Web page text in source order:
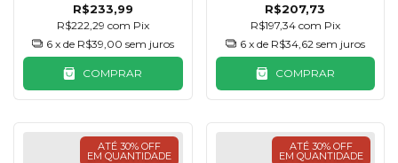
R$233,99
R$222,29 com Pix
6 x de R$39,00 sem juros
COMPRAR
R$207,73
R$197,34 com Pix
6 x de R$34,62 sem juros
COMPRAR
ATÉ 30% OFF
EM QUANTIDADE
ATÉ 30% OFF
EM QUANTIDADE